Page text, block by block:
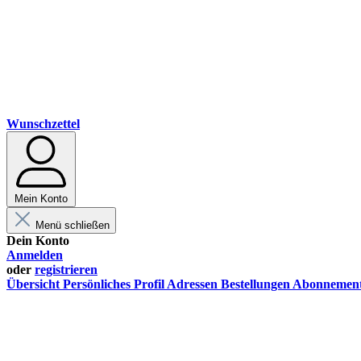
Wunschzettel
Mein Konto
Menü schließen
Dein Konto
Anmelden
oder registrieren
Übersicht Persönliches Profil Adressen Bestellungen